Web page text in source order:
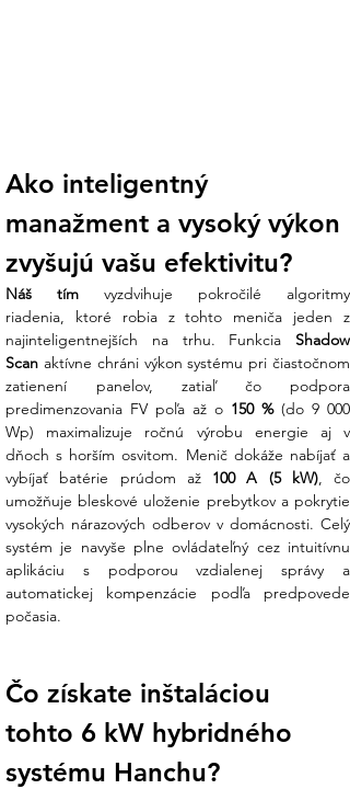
Ako inteligentný
manažment a vysoký výkon
zvyšujú vašu efektivitu?
Náš tím vyzdvihuje pokročilé algoritmy
riadenia, ktoré robia z tohto meniča jeden z
najinteligentnejších na trhu. Funkcia Shadow
Scan aktívne chráni výkon systému pri čiastočnom
zatienení panelov, zatiaľ čo podpora
predimenzovania FV poľa až o 150 % (do 9 000
Wp) maximalizuje ročnú výrobu energie aj v
dňoch s horším osvitom. Menič dokáže nabíjať a
vybíjať batérie prúdom až 100 A (5 kW), čo
umožňuje bleskové uloženie prebytkov a pokrytie
vysokých nárazových odberov v domácnosti. Celý
systém je navyše plne ovládateľný cez intuitívnu
aplikáciu s podporou vzdialenej správy a
automatickej kompenzácie podľa predpovede
počasia.
Čo získate inštaláciou
tohto 6 kW hybridného
systému Hanchu?